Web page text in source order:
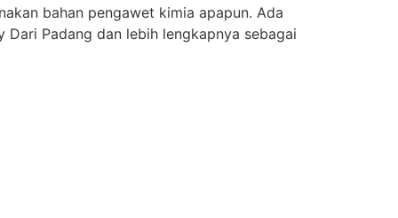
bahan pengawet kimia apapun. Ada
Padang dan lebih lengkapnya sebagai